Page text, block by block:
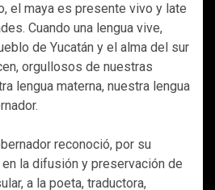
el maya es presente vivo y late
Cuando una lengua vive,
de Yucatán y el alma del sur
orgullosos de nuestras
lengua materna, nuestra lengua
reconoció, por su
la difusión y preservación de
a la poeta, traductora,